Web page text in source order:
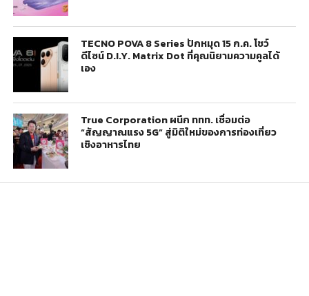
TECNO POVA 8 Series ปักหมุด 15 ก.ค. โชว์
ดีไซน์ D.I.Y. Matrix Dot ที่คุณนิยามความคูลได้
เอง
True Corporation ผนึก ททท. เชื่อมต่อ
“สัญญาณแรง 5G” สู่มิติใหม่ของการท่องเที่ยว
เชิงอาหารไทย